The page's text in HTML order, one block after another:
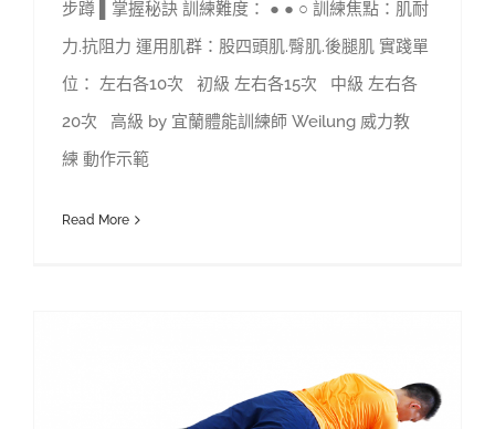
步蹲 ▌掌握秘訣 訓練難度： ● ● ○ 訓練焦點：肌耐
力.抗阻力 運用肌群：股四頭肌.臀肌.後腿肌 實踐單
位： 左右各10次 初級 左右各15次 中級 左右各
20次 高級 by 宜蘭體能訓練師 Weilung 威力教
練 動作示範
Read More